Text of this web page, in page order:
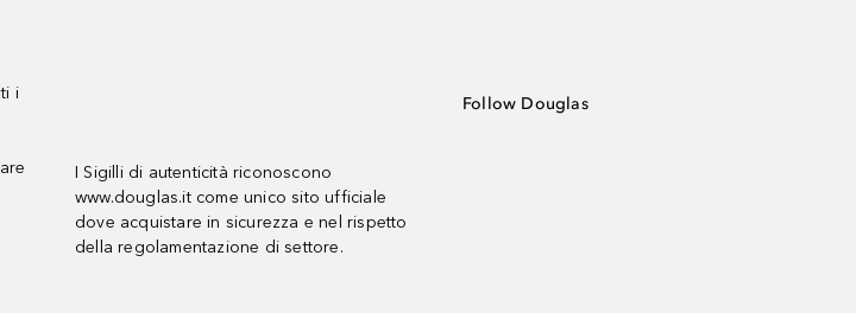
i
I Sigilli di autenticità riconoscono
www.douglas.it come unico sito ufficiale
dove acquistare in sicurezza e nel rispetto
della regolamentazione di settore.
Follow Douglas